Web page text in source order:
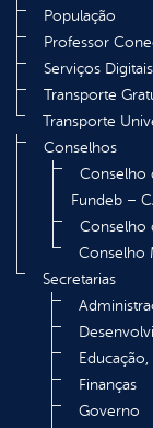
População
Professor
Serviços Digitais
Transporte
Transporte
Conselhos
Conselho
Fundeb –
Conselho
Conselho
Secretarias
Finanças
Governo